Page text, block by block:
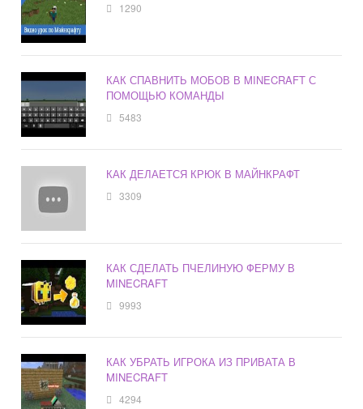
1290
КАК СПАВНИТЬ МОБОВ В MINECRAFT С
ПОМОЩЬЮ КОМАНДЫ
5483
КАК ДЕЛАЕТСЯ КРЮК В МАЙНКРАФТ
3309
КАК СДЕЛАТЬ ПЧЕЛИНУЮ ФЕРМУ В
MINECRAFT
9993
КАК УБРАТЬ ИГРОКА ИЗ ПРИВАТА В
MINECRAFT
4294